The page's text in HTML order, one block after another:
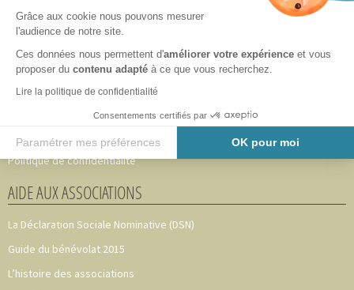
Grâce aux cookie nous pouvons mesurer
l'audience de notre site.
Ces données nous permettent d'améliorer votre expérience et vous
proposer du contenu adapté à ce que vous recherchez.
Lire la politique de confidentialité
Consentements certifiés par
Paramétrer mes préférences OK pour moi
Axeptio consent
Plateforme de Gestion du Consentement : Personnalisez vos
Notre plateforme vous permet d'adapter et de gérer vos
Adhérer au CAVA 49
Notre équipe
Partenaires
Nous les accompagnons
Plan du site
Politique de confidentialité
AIDE AUX ASSOCIATIONS
La Déclaration Sociale Nominative (DSN)
Guide du bénévolat 2015
L’histoire des associations